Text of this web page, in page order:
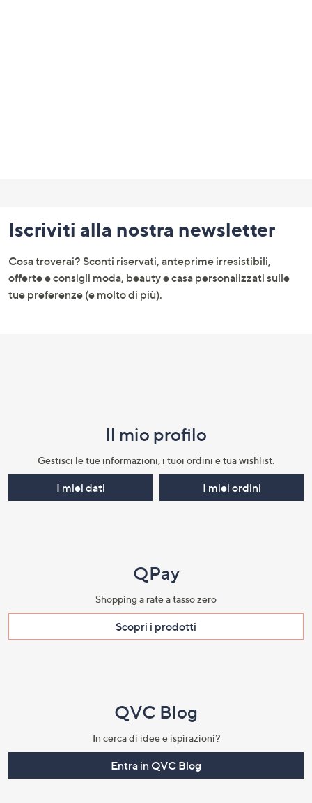
menu
e
informazioni
Iscriviti alla nostra newsletter
Cosa troverai? Sconti riservati, anteprime irresistibili,
offerte e consigli moda, beauty e casa personalizzati sulle
tue preferenze (e molto di più).
Il mio profilo​
Gestisci le tue informazioni, i tuoi ordini e tua wishlist.​
I miei dati I miei ordini
QPay
Shopping a rate a tasso zero​
Scopri i prodotti​
QVC Blog
In cerca di idee e ispirazioni?
Entra in QVC Blog